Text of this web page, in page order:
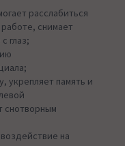
расслабиться
снимает
глаз;
укрепляет память и
снотворным
на